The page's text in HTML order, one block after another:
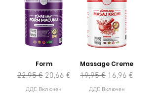
Form
Редовна цена
22,95 € Продажна цена
20,66 €
ДДС Включен
Massage Creme
Редовна цена
19,95 € Продажна цена
16,96 €
ДДС Включен